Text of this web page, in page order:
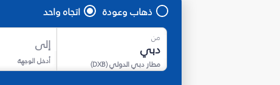
ذهاب وعودة اتجاه واحد
من
مطار دبي الدولي(
DXB
)
إلى
أدخل الوجهة